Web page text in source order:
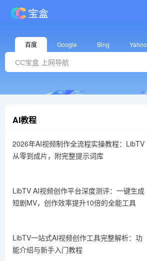
百度 Google Bing Yahoo
AI教程
2026年AI视频制作全流程实操教程：LibTV
从零到成片，附完整提示词库
LibTV AI视频创作平台深度测评：一键生成
短剧MV，创作效率提升10倍的全能工具
LibTV一站式AI视频创作工具完整解析：功
能介绍与新手入门教程